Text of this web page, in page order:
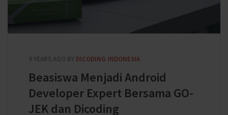
9 YEARS AGO BY DICODING INDONESIA
Beasiswa Menjadi Android
Developer Expert Bersama GO-
JEK dan Dicoding